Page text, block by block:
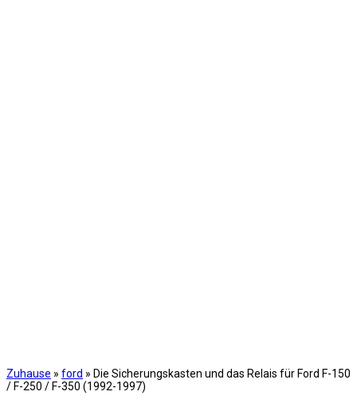
Zuhause » ford » Die Sicherungskasten und das Relais für Ford F-150
/ F-250 / F-350 (1992-1997)